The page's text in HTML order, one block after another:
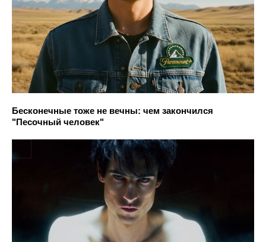
Бесконечные тоже не вечны: чем закончился
"Песочный человек"